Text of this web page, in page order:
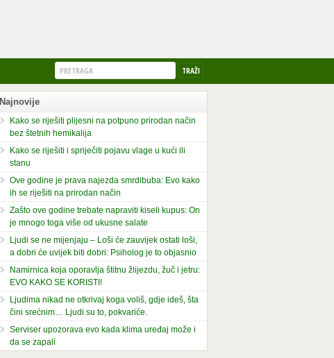
Najnovije
Kako se riješiti plijesni na potpuno prirodan način
bez štetnih hemikalija
Kako se riješiti i spriječiti pojavu vlage u kući ili
stanu
Ove godine je prava najezda smrdibuba: Evo kako
ih se riješiti na prirodan način
Zašto ove godine trebate napraviti kiseli kupus: On
je mnogo toga više od ukusne salate
Ljudi se ne mijenjaju – Loši će zauvijek ostati loši,
a dobri će uvijek biti dobri: Psiholog je to objasnio
Namirnica koja oporavlja štitnu žlijezdu, žuč i jetru:
EVO KAKO SE KORISTI!
Ljudima nikad ne otkrivaj koga voliš, gdje ideš, šta
čini srećnim… Ljudi su to, pokvariće.
Serviser upozorava evo kada klima uređaj može i
da se zapali